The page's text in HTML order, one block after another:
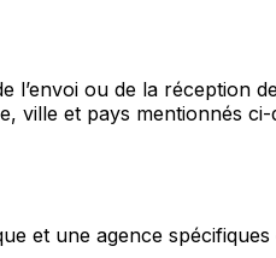
ou de la réception
ville et pays mentionnés
et une agence spécifiques